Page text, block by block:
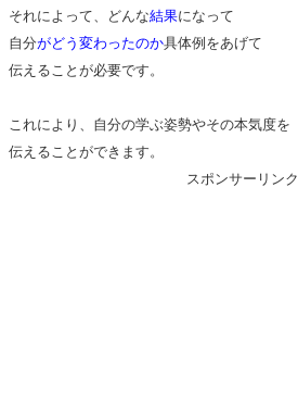
それによって、どんな結果になって
自分がどう変わったのか具体例をあげて
伝えることが必要です。
これにより、自分の学ぶ姿勢やその本気度を
伝えることができます。
スポンサーリンク